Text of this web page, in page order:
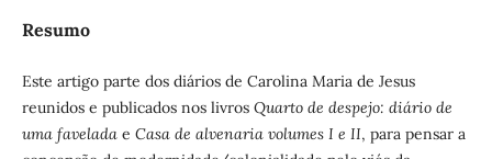
Resumo
Este artigo parte dos diários de Carolina Maria de Jesus
reunidos e publicados nos livros Quarto de despejo: diário de
uma faveladae Casa de alvenaria volumes I e II, para pensar a